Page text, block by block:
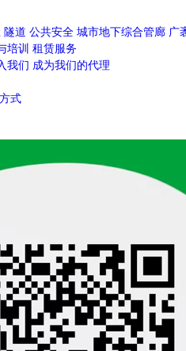
隧道 公共安全 城市地下综合管廊 广
培训 租赁服务
我们 成为我们的代理